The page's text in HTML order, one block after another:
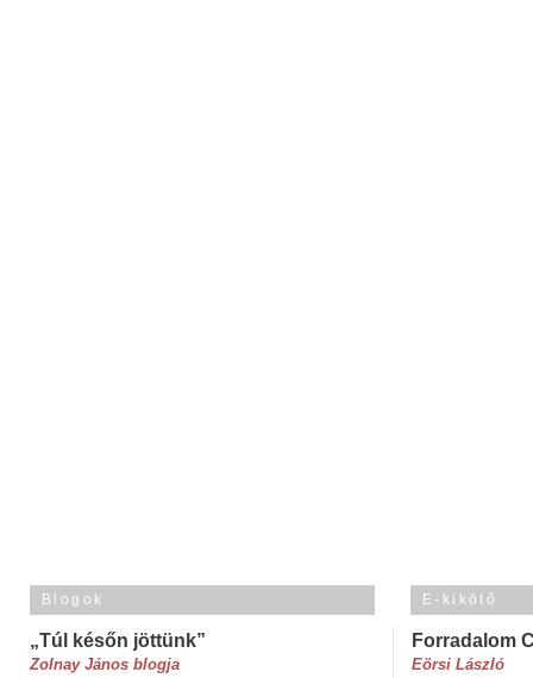
Blogok
„Túl későn jöttünk”
Zolnay János blogja
E-kikötő
Forradalom
Eörsi László